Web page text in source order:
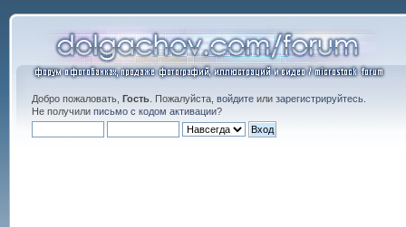
Добро пожаловать, Гость. Пожалуйста, войдитеили зарегистрируйтесь.
Не получили письмо с кодом активации?